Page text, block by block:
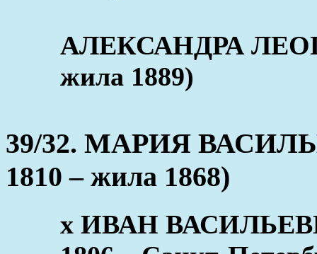
АЛЕКСАНДРА
жила 1889)
39/32. МАРИЯ
1810 – жила 1868)
x ИВАН